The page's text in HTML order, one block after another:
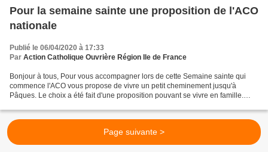
Pour la semaine sainte une proposition de l'ACO
nationale
Publié le 06/04/2020 à 17:33
Par Action Catholique Ouvrière Région Ile de France
Bonjour à tous, Pour vous accompagner lors de cette Semaine sainte qui
commence l'ACO vous propose de vivre un petit cheminement jusqu'à
Pâques. Le choix a été fait d'une proposition pouvant se vivre en famille.
Page suivante >